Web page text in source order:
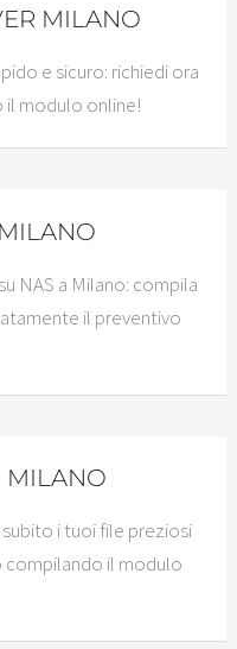
MILANO
e sicuro: richiedi ora
modulo online!
NAS a Milano: compila
il preventivo
MILANO
i tuoi file preziosi
il modulo